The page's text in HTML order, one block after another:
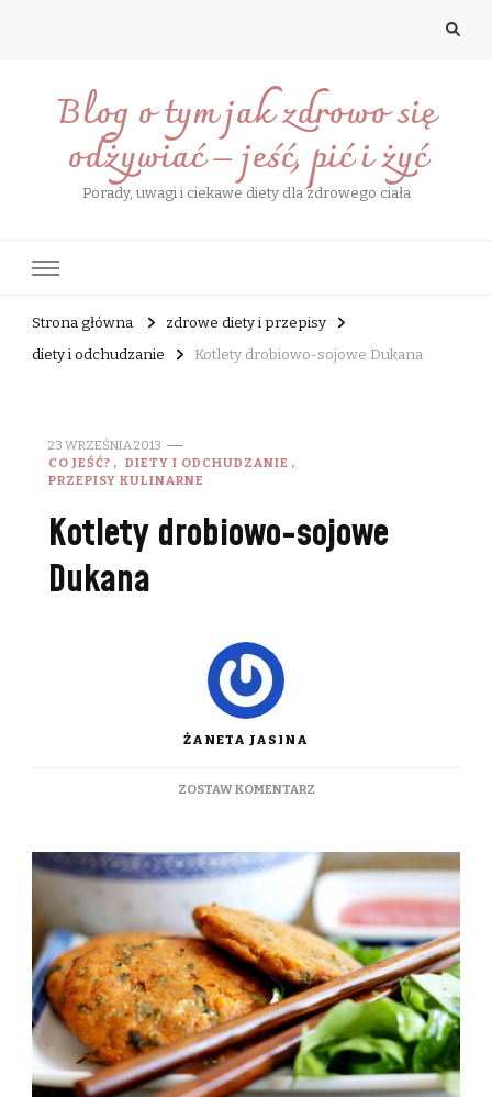
Blog o tym jak zdrowo się
odżywiać – jeść, pić i żyć
Porady, uwagi i ciekawe diety dla zdrowego ciała
Strona główna
zdrowe diety i przepisy
diety i odchudzanie
Kotlety drobiowo-sojowe Dukana
23 WRZEŚNIA 2013
CO JEŚĆ?
DIETY I ODCHUDZANIE
PRZEPISY KULINARNE
Kotlety drobiowo-sojowe
Dukana
ŻANETA JASINA
ZOSTAW KOMENTARZDO
SOJOWE
DUKANA